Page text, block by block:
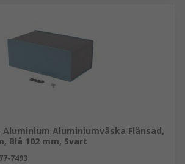
Aluminium Aluminiumväska Flänsad,
Blå 102 mm, Svart
7493